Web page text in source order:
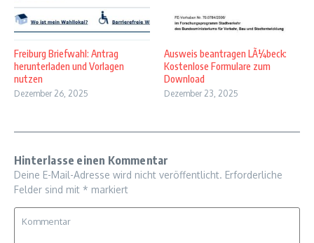
Freiburg Briefwahl: Antrag
herunterladen und Vorlagen
nutzen
Dezember 26, 2025
Ausweis beantragen LÃ¼beck:
Kostenlose Formulare zum
Download
Dezember 23, 2025
Hinterlasse einen Kommentar
Deine E-Mail-Adresse wird nicht veröffentlicht. Erforderliche
Felder sind mit * markiert